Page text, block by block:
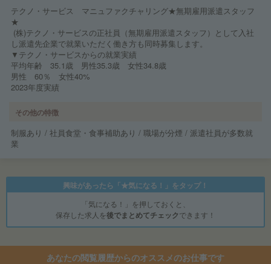
テクノ・サービス マニュファクチャリング★無期雇用派遣スタッフ
★
(株)テクノ・サービスの正社員（無期雇用派遣スタッフ）として入社
し派遣先企業で就業いただく働き方も同時募集します。
▼テクノ・サービスからの就業実績
平均年齢 35.1歳 男性35.3歳 女性34.8歳
男性 60％ 女性40%
2023年度実績
その他の特徴
制服あり / 社員食堂・食事補助あり / 職場が分煙 / 派遣社員が多数就
業
興味があったら「★気になる！」をタップ！
「気になる！」を押しておくと、
保存した求人を後でまとめてチェックできます！
あなたの閲覧履歴からのオススメのお仕事です